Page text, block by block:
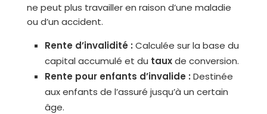
ne peut plus travailler en raison d’une maladie
ou d’un accident.
Rente d’invalidité : Calculée sur la base du
capital accumulé et du tauxde conversion.
Rente pour enfants d’invalide : Destinée
aux enfants de l’assuré jusqu’à un certain
âge.